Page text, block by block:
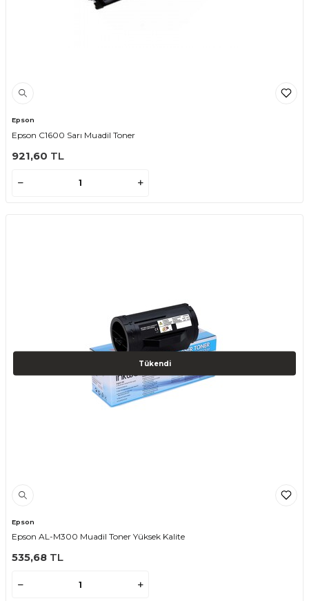
Epson
Epson C1600 Sarı Muadil Toner
921,60 TL
Tükendi
Epson
Epson AL-M300 Muadil Toner Yüksek Kalite
535,68 TL